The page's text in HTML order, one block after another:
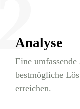
Analyse
Eine
bestmögliche
erreichen.